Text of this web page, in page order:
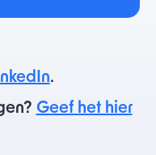
.
Geef het hier